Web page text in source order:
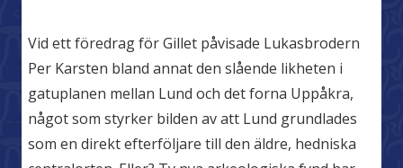
Vid ett föredrag för Gillet påvisade Lukasbrodern
Per Karsten bland annat den slående likheten i
gatuplanen mellan Lund och det forna Uppåkra,
något som styrker bilden av att Lund grundlades
som en direkt efterföljare till den äldre, hedniska